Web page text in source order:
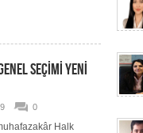
SEÇİMİ YENİ
0
Halk